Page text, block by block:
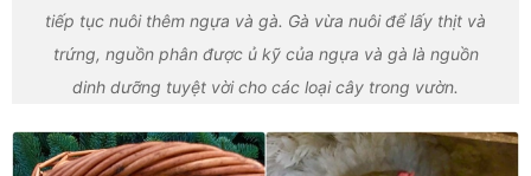
tiếp tục nuôi thêm ngựa và gà. Gà vừa nuôi để lấy thịt và
trứng, nguồn phân được ủ kỹ của ngựa và gà là nguồn
dinh dưỡng tuyệt vời cho các loại cây trong vườn.